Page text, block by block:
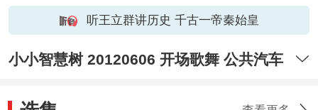
听王立群讲历史 千古一帝秦始皇
小小智慧树 20120606 开场歌舞 公共汽车